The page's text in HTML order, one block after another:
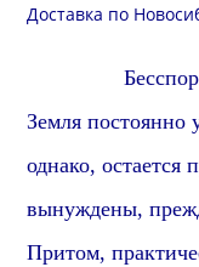
Доставка по
Бесспорно,
Земля постоянно
однако,
вынуждены,
Притом,